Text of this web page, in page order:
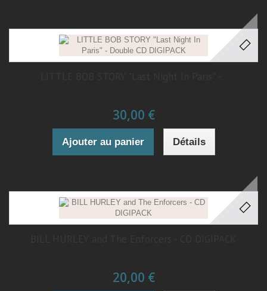
30,00 €
Ajouter au panier Détails
20,00 €